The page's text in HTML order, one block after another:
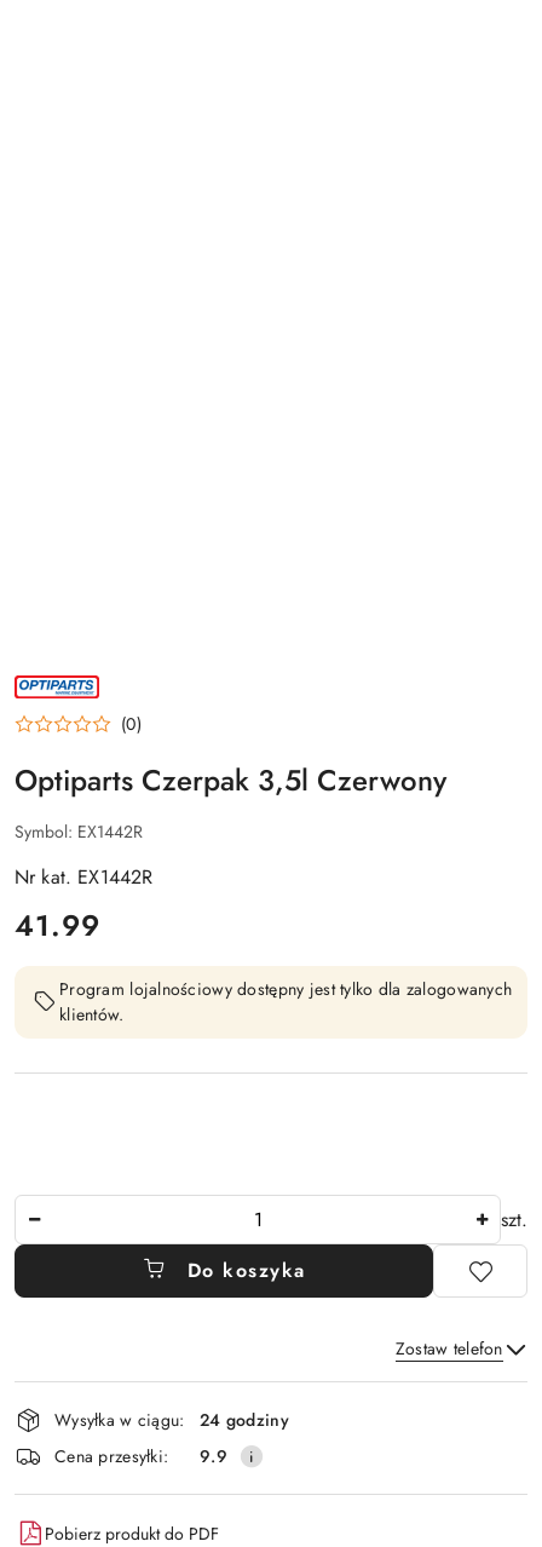
NAZWA
PRODUCENTA:
OPTIPARTS (0)
Optiparts Czerpak 3,5l Czerwony
Symbol: EX1442R
Nr kat. EX1442R
cena:
41.99
Program lojalnościowy dostępny jest tylko dla zalogowanych
klientów.
szt.
Do koszyka
Zostaw telefon
Wyślij
Dostępność
i
dostawa
Wysyłka w ciągu:
24 godziny
Cena przesyłki:
9.9
Pobierz produkt do PDF